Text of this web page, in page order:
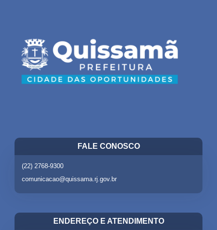
FALE CONOSCO
(22) 2768-9300
comunicacao@quissama.rj.gov.br
ENDEREÇO E ATENDIMENTO